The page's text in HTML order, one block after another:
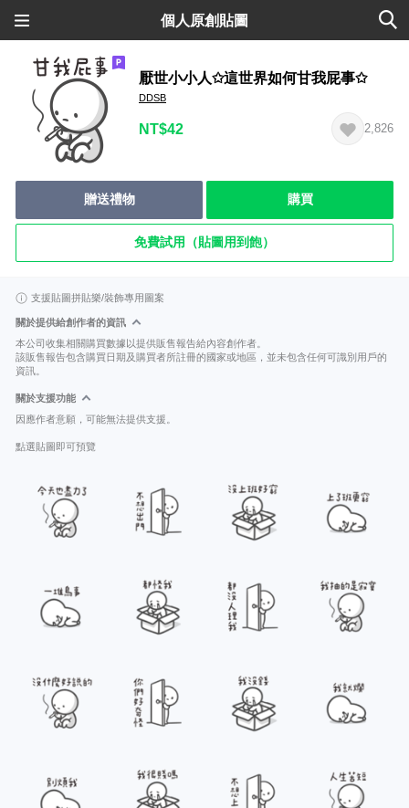
個人原創貼圖
厭世小小人✩這世界如何甘我屁事✩
DDSB
NT$42 2,826
贈送禮物 購買
免費試用（貼圖用到飽）
支援貼圖拼貼樂/裝飾專用圖案
關於提供給創作者的資訊
本公司收集相關購買數據以提供販售報告給內容創作者。
該販售報告包含購買日期及購買者所註冊的國家或地區，並未包含任何可識別用戶的
資訊。
關於支援功能
因應作者意願，可能無法提供支援。
點選貼圖即可預覽